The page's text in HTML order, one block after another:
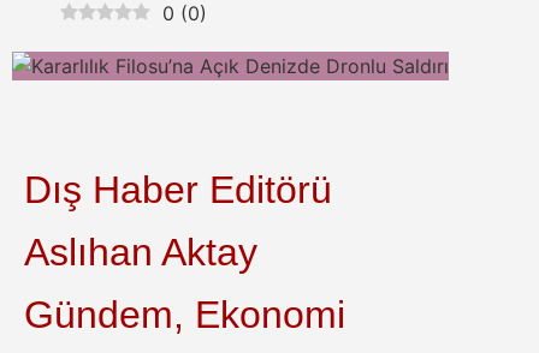
0 (0)
Dış Haber Editörü
Aslıhan Aktay
Gündem, Ekonomi